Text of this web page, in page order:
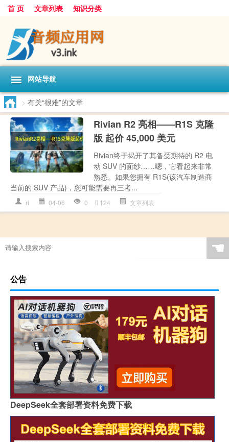
首 页 文章列表 知识分类
网站导航
> 有关“很难”的文章
Rivian R2 亮相——R1S 克隆
版 起价 45,000 美元
Rivian终于揭开了其备受期待的 R2 电
动 SUV 的面纱……嗯，它看起来非常
熟悉。如果您拥有 R1S(该汽车制造商
当前的 SUV 产品)，您可能需要再三考...
ri 04-06 0 124 文章列表
☚
公告
DeepSeek全套部署资料免费下载